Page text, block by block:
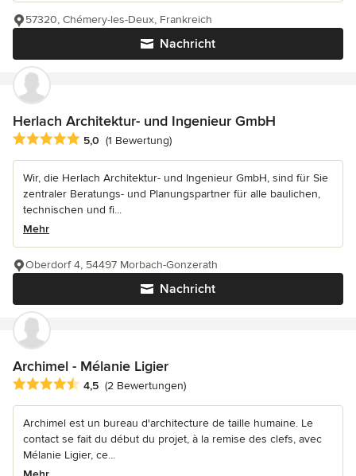
Nachricht
57320, Chémery-les-Deux, Frankreich
Herlach Architektur- und Ingenieur GmbH
Durchschnittliche Bewertung: 5 von 5 Sternen
5,0 (1 Bewertung)
Wir, die Herlach Architektur- und Ingenieur GmbH, sind für Sie
zentraler Beratungs- und Planungspartner für alle baulichen,
technischen und fi...
Mehr
Nachricht
Oberdorf 4, 54497 Morbach-Gonzerath
Archimel - Mélanie Ligier
Durchschnittliche Bewertung: 4.5 von 5 Sternen
4,5 (2 Bewertungen)
Archimel est un bureau d'architecture de taille humaine. Le
contact se fait du début du projet, à la remise des clefs, avec
Mélanie Ligier, ce...